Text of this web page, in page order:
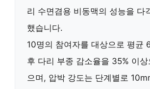
리 수면겸용 비동맥의 성능을 다
했습니다.
10명의 참여자를 대상으로 평균
후 다리 부종 감소율을 35% 이상
으며, 압박 강도는 단계별로